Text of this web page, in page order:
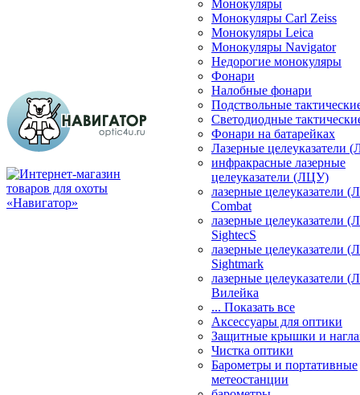
Монокуляры
Монокуляры Carl Zeiss
Монокуляры Leica
Монокуляры Navigator
Недорогие монокуляры
Фонари
Налобные фонари
Подствольные
Светодиодные
Фонари на батарейках
Лазерные целеуказатели
инфракрасные лазерные
целеуказатели (ЛЦУ)
лазерные целеуказатели
Combat
лазерные целеуказатели
SightecS
лазерные целеуказатели
Sightmark
лазерные целеуказатели
Вилейка
... Показать все
Аксессуары для оптики
Защитные крышки и
Чистка оптики
Барометры и портативные
метеостанции